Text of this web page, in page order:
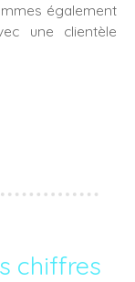
également
une clientèle
chiffres